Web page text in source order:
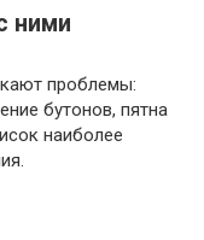
ними
проблемы:
бутонов, пятна
наиболее